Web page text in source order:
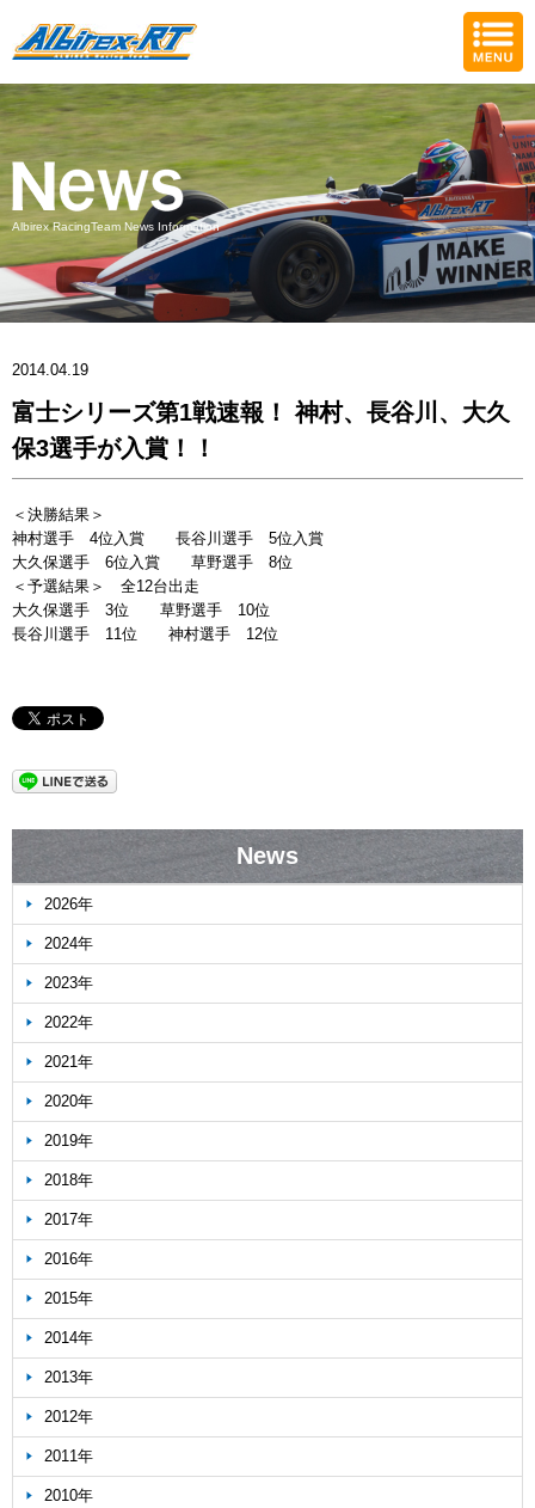
Albirex RacingTeam News Information
2014.04.19
富士シリーズ第1戦速報！ 神村、長谷川、大久
保3選手が入賞！！
＜決勝結果＞
神村選手 4位入賞 長谷川選手 5位入賞
大久保選手 6位入賞 草野選手 8位
＜予選結果＞ 全12台出走
大久保選手 3位 草野選手 10位
長谷川選手 11位 神村選手 12位
News
2026年
2024年
2023年
2022年
2021年
2020年
2019年
2018年
2017年
2016年
2015年
2014年
2013年
2012年
2011年
2010年